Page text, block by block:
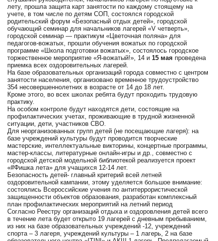
лету, прошла защита карт занятости по каждому стоящему на
учете, в том числе по детям СОП, состоялся городской
родительский форум «Безопасный отдых детей», городской
обучающий семинар для начальников лагерей «V четверть»,
городской семинар — практикум «Цветочная поляна» для
педагогов-вожатых, прошли обучения вожатых по городской
программе «Школа подготовки вожатых», состоялось городское
торжественное мероприятие «Я-вожатый!», 14 и15 мая проведена
приемка всех оздоровительных лагерей.
На базе образовательных организаций города совместно с центром
занятости населения, организовано временное трудоустройство
354 несовершеннолетних в возрасте от 14 до 18 лет.
Кроме этого, во всех школах ребята будут проходить трудовую
практику.
На особом контроле будут находятся дети, состоящие на
профилактических учетах, проживающие в трудной жизненной
ситуации, дети, участников СВО.
Для неорганизованных групп детей (не посещающие лагеря): на
базе учреждений культуры будут проводится творческие
мастерские, интеллектуальные викторины, концертные программы,
мастер-классы, литературные онлайн-игры и др., совместно с
городской детской модельной библиотекой реализуется проект
«#Фишка лета» для учащихся 12-14 лет.
Безопасность детей- главный критерий всей летней
оздоровительной кампании, этому уделяется большое внимание:
состоялись Всероссийские учения по антитеррористической
защищенности объектов образования, разработан комплексный
план профилактических мероприятий на летний период
Согласно Реестру организаций отдыха и оздоровления детей всего
в течение лета будет открыто 19 лагерей с дневным пребыванием,
из них на базе образовательных учреждений -12, учреждений
спорта – 3 лагеря, учреждений культуры – 1 лагерь, 2 на базе